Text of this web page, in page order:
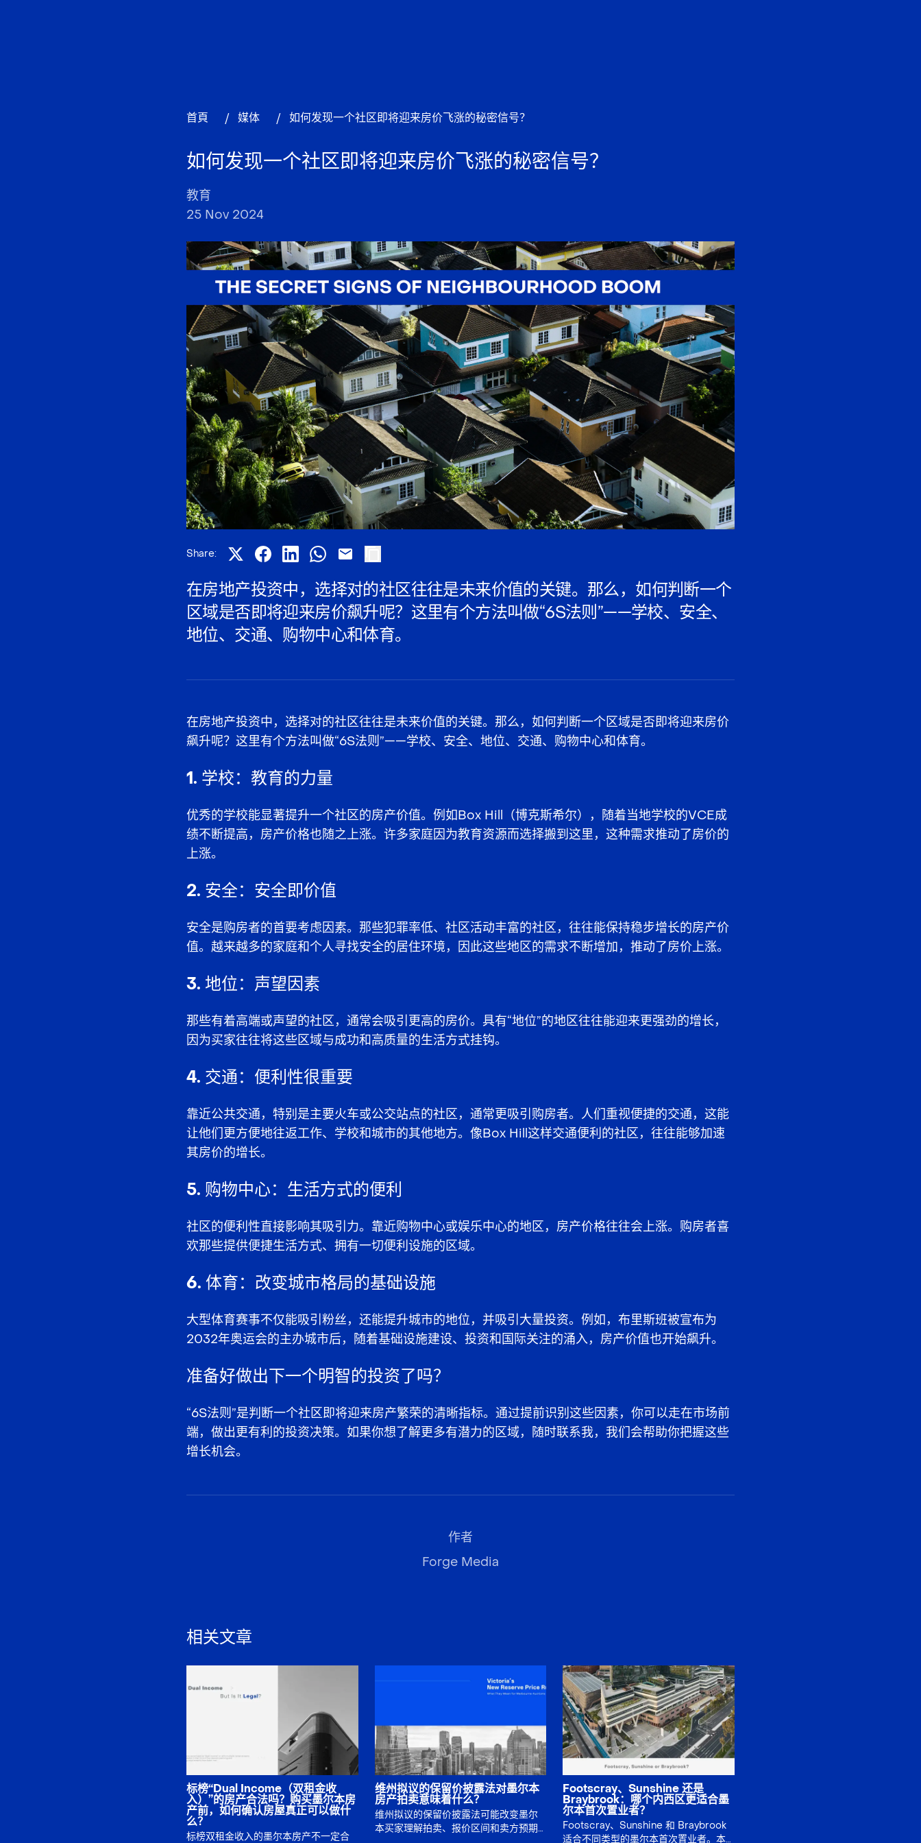
首頁 / 媒体 / 如何发现一个社区即将迎来房价飞涨的秘密信号？
如何发现一个社区即将迎来房价飞涨的秘密信号？
教育
25 Nov 2024
Share:
在房地产投资中，选择对的社区往往是未来价值的关键。那么，如何判断一个
区域是否即将迎来房价飙升呢？这里有个方法叫做“6S法则”——学校、安全、
地位、交通、购物中心和体育。
在房地产投资中，选择对的社区往往是未来价值的关键。那么，如何判断一个区域是否即将迎来房价
飙升呢？这里有个方法叫做“6S法则”——学校、安全、地位、交通、购物中心和体育。
1. 学校：教育的力量
优秀的学校能显著提升一个社区的房产价值。例如Box Hill（博克斯希尔），随着当地学校的VCE成
绩不断提高，房产价格也随之上涨。许多家庭因为教育资源而选择搬到这里，这种需求推动了房价的
上涨。
2. 安全：安全即价值
安全是购房者的首要考虑因素。那些犯罪率低、社区活动丰富的社区，往往能保持稳步增长的房产价
值。越来越多的家庭和个人寻找安全的居住环境，因此这些地区的需求不断增加，推动了房价上涨。
3. 地位：声望因素
那些有着高端或声望的社区，通常会吸引更高的房价。具有“地位”的地区往往能迎来更强劲的增长，
因为买家往往将这些区域与成功和高质量的生活方式挂钩。
4. 交通：便利性很重要
靠近公共交通，特别是主要火车或公交站点的社区，通常更吸引购房者。人们重视便捷的交通，这能
让他们更方便地往返工作、学校和城市的其他地方。像Box Hill这样交通便利的社区，往往能够加速
其房价的增长。
5. 购物中心：生活方式的便利
社区的便利性直接影响其吸引力。靠近购物中心或娱乐中心的地区，房产价格往往会上涨。购房者喜
欢那些提供便捷生活方式、拥有一切便利设施的区域。
6. 体育：改变城市格局的基础设施
大型体育赛事不仅能吸引粉丝，还能提升城市的地位，并吸引大量投资。例如，布里斯班被宣布为
2032年奥运会的主办城市后，随着基础设施建设、投资和国际关注的涌入，房产价值也开始飙升。
准备好做出下一个明智的投资了吗？
“6S法则”是判断一个社区即将迎来房产繁荣的清晰指标。通过提前识别这些因素，你可以走在市场前
端，做出更有利的投资决策。如果你想了解更多有潜力的区域，随时联系我，我们会帮助你把握这些
增长机会。
作者
Forge Media
相关文章
标榜“Dual Income（双租金收
入）”的房产合法吗？购买墨尔本房
产前，如何确认房屋真正可以做什
么？
标榜双租金收入的墨尔本房产不一定合
维州拟议的保留价披露法对墨尔本
房产拍卖意味着什么？
维州拟议的保留价披露法可能改变墨尔
本买家理解拍卖、报价区间和卖方预期
Footscray、Sunshine 还是
Braybrook：哪个内西区更适合墨
尔本首次置业者？
Footscray、Sunshine 和 Braybrook
适合不同类型的墨尔本首次置业者。本